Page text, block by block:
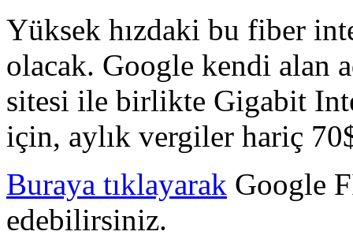
Yüksek hızdaki bu fiber
olacak. Google kendi alan
sitesi ile birlikte Gigabit
için, aylık vergiler hariç
Buraya tıklayarak Google
edebilirsiniz.